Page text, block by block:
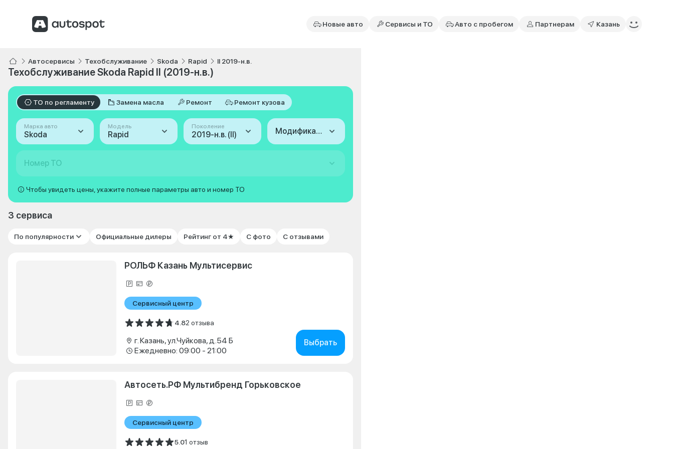
Новые авто Сервисы и ТО Авто с пробегом Партнерам Казань
Автосервисы Техобслуживание Skoda Rapid II 2019-н.в.
Техобслуживание Skoda Rapid II (2019-н.в.)
ТО по регламенту Замена масла Ремонт Ремонт кузова
Марка авто
Skoda
Модель
Rapid
Поколение
2019-н.в. (II) Модификация
Номер ТО
Чтобы увидеть цены, укажите полные параметры авто и номер ТО
3 сервиса
По популярности Официальные дилеры Рейтинг от 4★ С фото С отзывами
РОЛЬФ Казань Мультисервис
Сервисный центр
4.82 отзыва
г. Казань, ул.Чуйкова, д.54 Б
Ежедневно: 09:00 - 21:00
Выбрать
Автосеть.РФ Мультибренд Горьковское
Сервисный центр
5.01 отзыв